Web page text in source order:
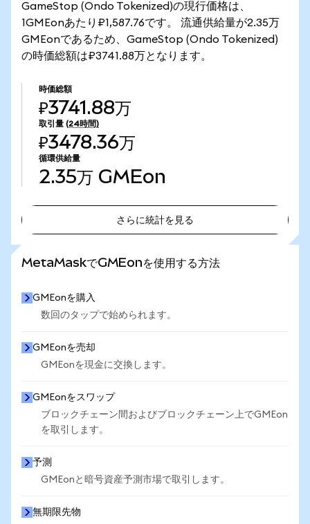
GameStop (Ondo Tokenized)の現行価格は、
1GMEonあたり₽1,587.76です。 流通供給量が2.35万
GMEonであるため、GameStop (Ondo Tokenized)
の時価総額は₽3741.88万となります。
時価総額
₽3741.88万
取引量 (24時間)
₽3478.36万
循環供給量
2.35万 GMEon
さらに統計を見る
MetaMaskでGMEonを使用する方法
GMEonを購入
数回のタップで始められます。
GMEonを売却
GMEonを現金に交換します。
GMEonをスワップ
ブロックチェーン間およびブロックチェーン上でGMEon
を取引します。
予測
GMEonと暗号資産予測市場で取引します。
無期限先物